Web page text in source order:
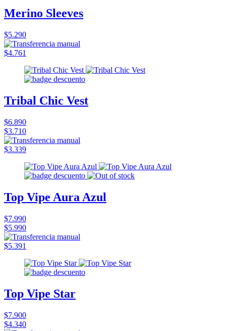
Merino Sleeves
$5.290
$4.761
Tribal Chic Vest
$6.890
$3.710
$3.339
Top Vipe Aura Azul
$7.990
$5.990
$5.391
Top Vipe Star
$7.900
$4.340